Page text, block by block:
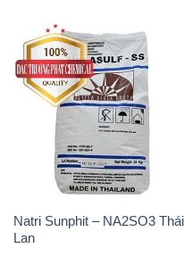
Natri Sunphit – NA2SO3 Thái